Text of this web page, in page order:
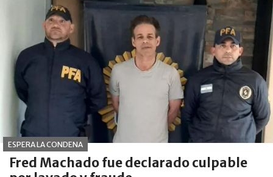
ESPERA LA CONDENA
Fred Machado fue declarado culpable